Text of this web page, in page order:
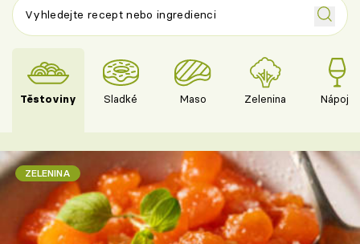
Těstoviny Sladké Maso Zelenina Nápoje
ZELENINA